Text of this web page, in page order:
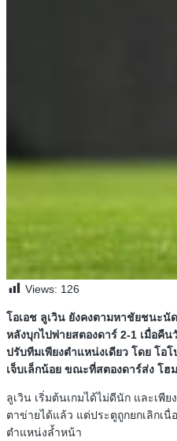
Views: 126
โอเอช ลูเวิน ยังคงตามหาชัยชนะนั
หลังบุกไปพ่ายสตองดาร์ 2-1 เมื่อคื
ปรับทีมเพียงตำแหน่งเดียว โดย โอ
เจ็บเล็กน้อย ขณะที่สตองดาร์ส่ง โ
ลูเวิน เริ่มต้นเกมได้ไม่ดีนัก และเพี
ตาข่ายได้แล้ว แต่ประตูถูกยกเลิกเ
ตำแหน่งล้ำหน้า